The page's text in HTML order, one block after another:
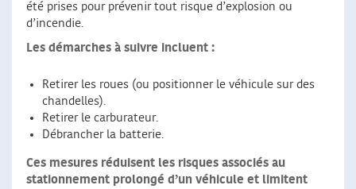
été prises pour prévenir tout risque d’explosion ou
d’incendie.
Les démarches à suivre incluent :
Retirer les roues (ou positionner le véhicule sur des
chandelles).
Retirer le carburateur.
Débrancher la batterie.
Ces mesures réduisent les risques associés au
stationnement prolongé d’un véhicule et limitent